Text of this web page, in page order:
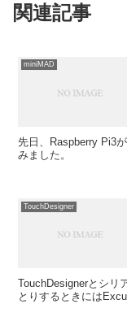
関連記事
miniMAD
先日、Raspberry Pi3
みました。
TouchDesigner
TouchDesignerとシリ
とりするときには